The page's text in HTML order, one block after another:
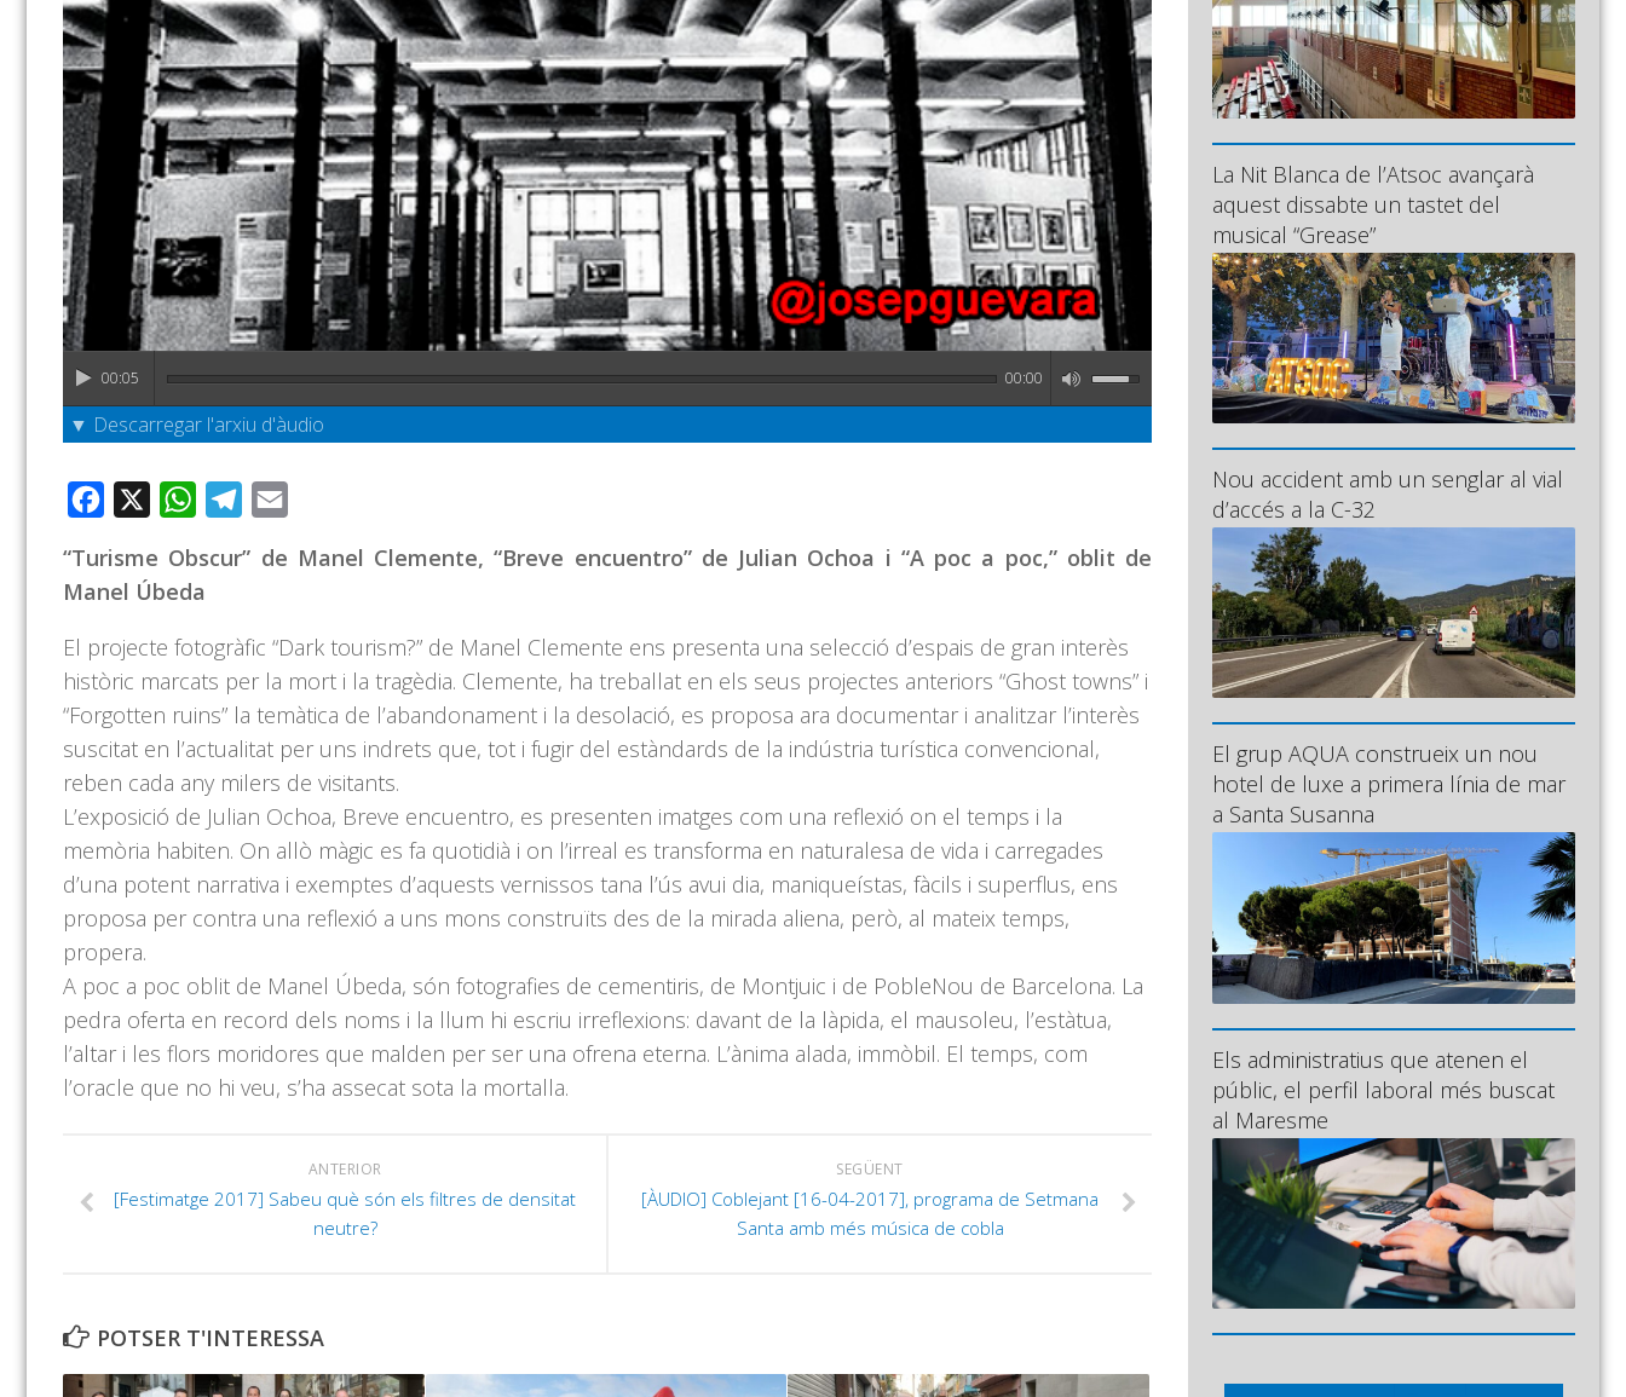
00:05 00:00
▼ Descarregar l'arxiu d'àudio
Facebook WhatsAppTelegram
“Turisme Obscur” de Manel Clemente, “Breve encuentro” de Julian Ochoa i “A poc a poc,” oblit de
Manel Úbeda
El projecte fotogràfic “Dark tourism?” de Manel Clemente ens presenta una selecció d’espais de gran interès
històric marcats per la mort i la tragèdia. Clemente, ha treballat en els seus projectes anteriors “Ghost towns” i
“Forgotten ruins” la temàtica de l’abandonament i la desolació, es proposa ara documentar i analitzar l’interès
suscitat en l’actualitat per uns indrets que, tot i fugir del estàndards de la indústria turística convencional,
reben cada any milers de visitants.
L’exposició de Julian Ochoa, Breve encuentro, es presenten imatges com una reflexió on el temps i la
memòria habiten. On allò màgic es fa quotidià i on l’irreal es transforma en naturalesa de vida i carregades
d’una potent narrativa i exemptes d’aquests vernissos tana l’ús avui dia, maniqueístas, fàcils i superflus, ens
proposa per contra una reflexió a uns mons construïts des de la mirada aliena, però, al mateix temps,
propera.
A poc a poc oblit de Manel Úbeda, són fotografies de cementiris, de Montjuic i de PobleNou de Barcelona. La
pedra oferta en record dels noms i la llum hi escriu irreflexions: davant de la làpida, el mausoleu, l’estàtua,
l’altar i les flors moridores que malden per ser una ofrena eterna. L’ànima alada, immòbil. El temps, com
l’oracle que no hi veu, s’ha assecat sota la mortalla.
SEGÜENT
[ÀUDIO] Coblejant [16-04-2017], programa de Setmana
Santa amb més música de cobla
ANTERIOR
[Festimatge 2017] Sabeu què són els filtres de densitat
neutre?
POTSER T'INTERESSA
La Nit Blanca de l’Atsoc avançarà
aquest dissabte un tastet del
musical “Grease”
Nou accident amb un senglar al vial
d’accés a la C-32
El grup AQUA construeix un nou
hotel de luxe a primera línia de mar
a Santa Susanna
Els administratius que atenen el
públic, el perfil laboral més buscat
al Maresme